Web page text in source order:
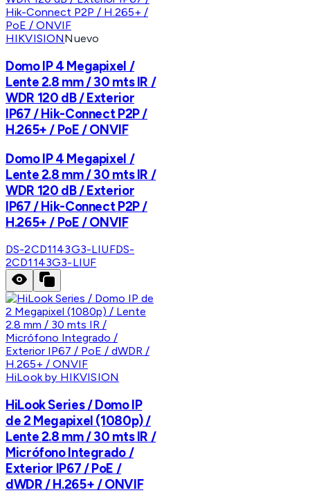
HIKVISIONNuevo
Domo IP 4 Megapixel /
Lente 2.8 mm / 30 mts IR /
WDR 120 dB / Exterior
IP67 / Hik-Connect P2P /
H.265+ / PoE / ONVIF
Domo IP 4 Megapixel /
Lente 2.8 mm / 30 mts IR /
WDR 120 dB / Exterior
IP67 / Hik-Connect P2P /
H.265+ / PoE / ONVIF
DS-2CD1143G3-LIUFDS-
2CD1143G3-LIUF
HiLook by HIKVISION
HiLook Series / Domo IP
de 2 Megapixel (1080p) /
Lente 2.8 mm / 30 mts IR /
Micrófono Integrado /
Exterior IP67 / PoE /
dWDR / H.265+ / ONVIF